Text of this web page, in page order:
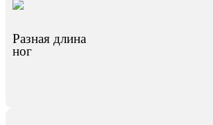
Разная длина
ног